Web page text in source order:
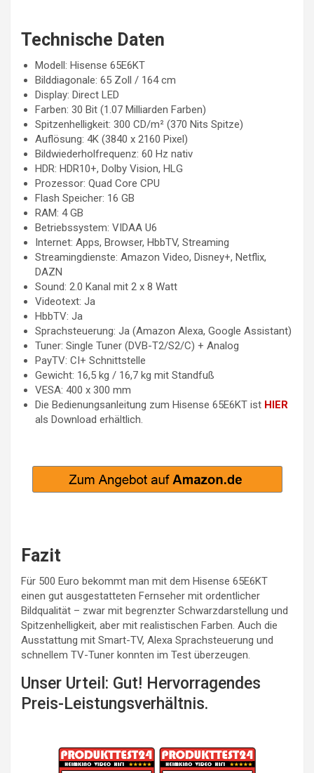
Technische Daten
Modell: Hisense 65E6KT
Bilddiagonale: 65 Zoll / 164 cm
Display: Direct LED
Farben: 30 Bit (1.07 Milliarden Farben)
Spitzenhelligkeit: 300 CD/m² (370 Nits Spitze)
Auflösung: 4K (3840 x 2160 Pixel)
Bildwiederholfrequenz: 60 Hz nativ
HDR: HDR10+, Dolby Vision, HLG
Prozessor: Quad Core CPU
Flash Speicher: 16 GB
RAM: 4 GB
Betriebssystem: VIDAA U6
Internet: Apps, Browser, HbbTV, Streaming
Streamingdienste: Amazon Video, Disney+, Netflix,
DAZN
Sound: 2.0 Kanal mit 2 x 8 Watt
Videotext: Ja
HbbTV: Ja
Sprachsteuerung: Ja (Amazon Alexa, Google Assistant)
Tuner: Single Tuner (DVB-T2/S2/C) + Analog
PayTV: CI+ Schnittstelle
Gewicht: 16,5 kg / 16,7 kg mit Standfuß
VESA: 400 x 300 mm
Die Bedienungsanleitung zum Hisense 65E6KT ist HIER
als Download erhältlich.
Fazit
Für 500 Euro bekommt man mit dem Hisense 65E6KT
einen gut ausgestatteten Fernseher mit ordentlicher
Bildqualität – zwar mit begrenzter Schwarzdarstellung und
Spitzenhelligkeit, aber mit realistischen Farben. Auch die
Ausstattung mit Smart-TV, Alexa Sprachsteuerung und
schnellem TV-Tuner konnten im Test überzeugen.
Unser Urteil: Gut! Hervorragendes
Preis-Leistungsverhältnis.